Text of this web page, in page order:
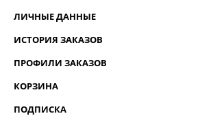
ЛИЧНЫЕ ДАННЫЕ
ИСТОРИЯ ЗАКАЗОВ
ПРОФИЛИ ЗАКАЗОВ
КОРЗИНА
ПОДПИСКА